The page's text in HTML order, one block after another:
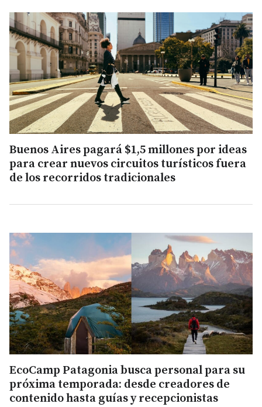
Buenos Aires pagará $1,5 millones por ideas
para crear nuevos circuitos turísticos fuera
de los recorridos tradicionales
EcoCamp Patagonia busca personal para su
próxima temporada: desde creadores de
contenido hasta guías y recepcionistas